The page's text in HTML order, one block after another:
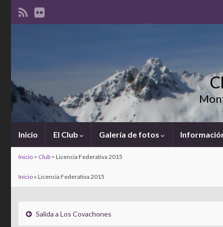
Inicio El Club Galería de fotos
Inicio > Club > Licencia Federativa 2015
Inicio » Licencia Federativa 2015
Salida a Los Covachones